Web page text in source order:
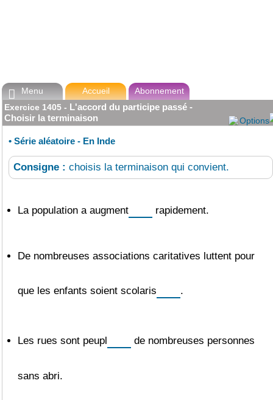
 Menu Accueil
Abonnement
Exercice 1405 - L'accord du participe passé -
Choisir la terminaison
Options
• Série aléatoire - En Inde
Consigne : choisis la terminaison qui convient.
La population a augment rapidement.
De nombreuses associations caritatives luttent pour
que les enfants soient scolaris .
Les rues sont peupl de nombreuses personnes
sans abri.